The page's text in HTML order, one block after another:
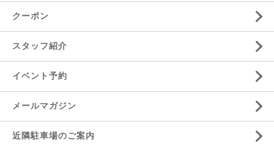
クーポン
スタッフ紹介
イベント予約
メールマガジン
近隣駐車場のご案内